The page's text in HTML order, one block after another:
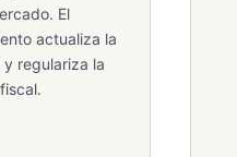
El
actualiza la
regulariza la